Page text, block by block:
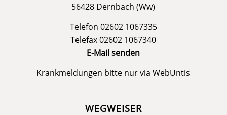
56428 Dernbach (Ww)
Telefon 02602 1067335
Telefax 02602 1067340
E-Mail senden
Krankmeldungen bitte nur viaWebUntis
WEGWEISER